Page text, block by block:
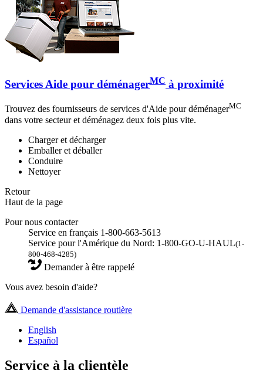
Services Aide pour déménagerMC à proximité
Trouvez des fournisseurs de services d'Aide pour déménagerMC
dans votre secteur et déménagez deux fois plus vite.
Charger et décharger
Emballer et déballer
Conduire
Nettoyer
Retour
Haut de la page
Pour nous contacter
Service en français 1-800-663-5613
Service pour l'Amérique du Nord: 1-800-GO-U-HAUL(1-
800-468-4285)
Demander à être rappelé
Vous avez besoin d'aide?
Demande d'assistance routière
English
Español
Service à la clientèle